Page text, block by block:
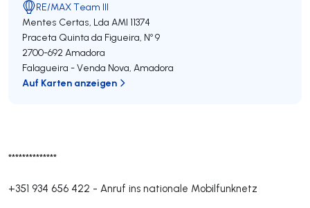
**************
+351 934 656 422 - Anruf ins nationale Mobilfunknetz
RE/MAX Team III
Mentes Certas, Lda AMI 11374
Praceta Quinta da Figueira, Nº 9
2700-692Amadora
Falagueira - Venda Nova, Amadora
Auf Karten anzeigen